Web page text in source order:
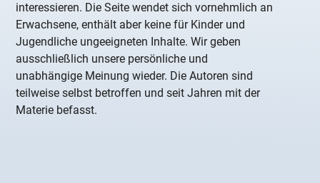
interessieren. Die Seite wendet sich vornehmlich an
Erwachsene, enthält aber keine für Kinder und
Jugendliche ungeeigneten Inhalte. Wir geben
ausschließlich unsere persönliche und
unabhängige Meinung wieder. Die Autoren sind
teilweise selbst betroffen und seit Jahren mit der
Materie befasst.